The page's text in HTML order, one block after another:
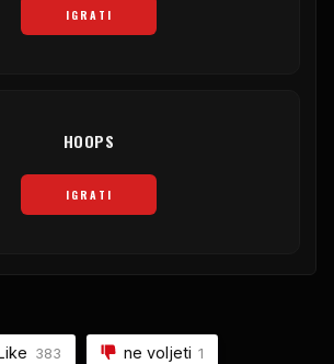
IGRATI
HOOPS
IGRATI
Like 383 ne voljeti 1